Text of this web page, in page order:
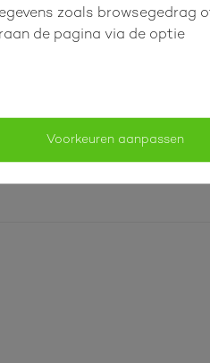
zoals browsegedrag
de pagina via de optie
Voorkeuren aanpassen